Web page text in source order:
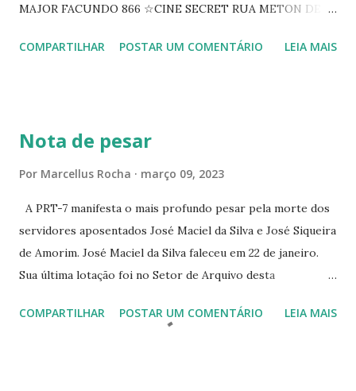
MAJOR FACUNDO 866 ☆CINE SECRET RUA METON DE
PEIXOTO 1307 ☆CINE IRIS RUA FLORIANO PEIXOTO 1206
☆CINE VIP CLUBE RUA 24 DE MAIO 825 ☆CINE ECLIPSE
COMPARTILHAR POSTAR UM COMENTÁRIO LEIA MAIS
Nota de pesar
Por Marcellus Rocha março 09, 2023
A PRT-7 manifesta o mais profundo pesar pela morte dos
servidores aposentados José Maciel da Silva e José Siqueira
de Amorim. José Maciel da Silva faleceu em 22 de janeiro.
Sua última lotação foi no Setor de Arquivo desta
Siqueira Amorim faleceu em 28 de fevereiro e encerrou a
COMPARTILHAR POSTAR UM COMENTÁRIO LEIA MAIS